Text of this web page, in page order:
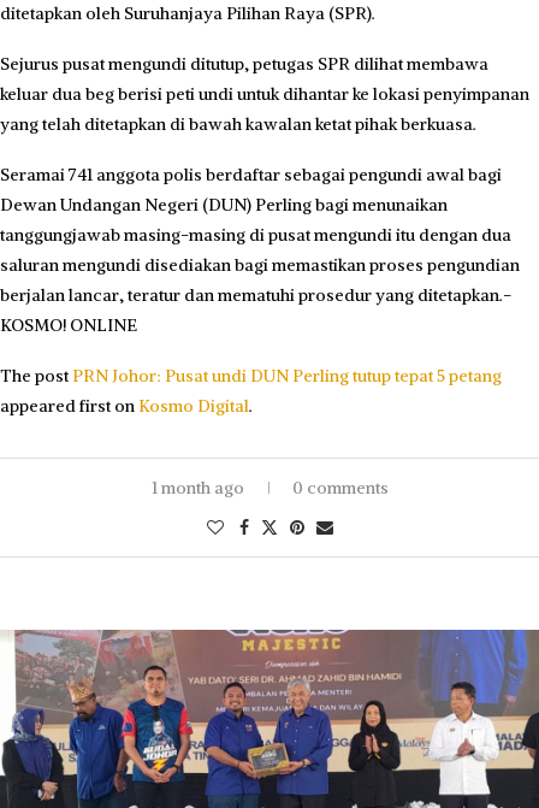
ditetapkan oleh Suruhanjaya Pilihan Raya (SPR).
Sejurus pusat mengundi ditutup, petugas SPR dilihat membawa
keluar dua beg berisi peti undi untuk dihantar ke lokasi penyimpanan
yang telah ditetapkan di bawah kawalan ketat pihak berkuasa.
Seramai 741 anggota polis berdaftar sebagai pengundi awal bagi
Dewan Undangan Negeri (DUN) Perling bagi menunaikan
tanggungjawab masing-masing di pusat mengundi itu dengan dua
saluran mengundi disediakan bagi memastikan proses pengundian
berjalan lancar, teratur dan mematuhi prosedur yang ditetapkan.-
KOSMO! ONLINE
The postPRN Johor: Pusat undi DUN Perling tutup tepat 5 petang
appeared first on Kosmo Digital.
1 month ago 0 comments